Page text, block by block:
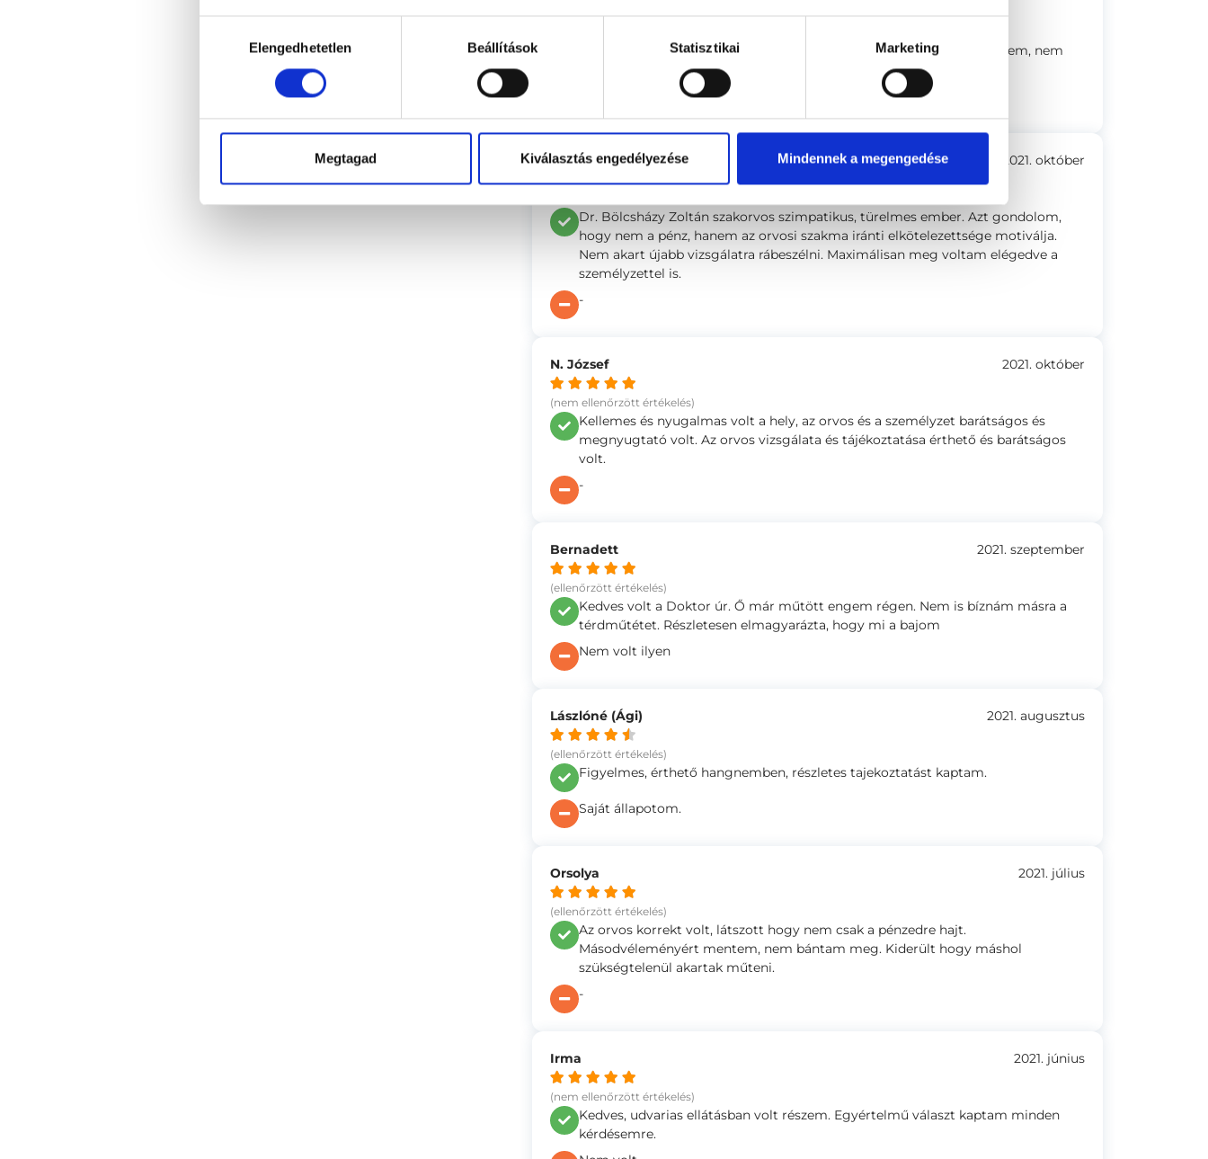
kiválasztásaElengedhetetlen Beállítások Statisztikai Marketing
Megtagad Kiválasztás engedélyezése Mindennek a megengedése
Korrekt tájékoztatás, hatékony ügyintézés. Másodvéleményért mentem, nem
bántam meg! Más orvos szükségtelenül műtött volna.
Sz. Mária 2021. október
Dr. Bölcsházy Zoltán szakorvos szimpatikus, türelmes ember. Azt gondolom,
hogy nem a pénz, hanem az orvosi szakma iránti elkötelezettsége motiválja.
Nem akart újabb vizsgálatra rábeszélni. Maximálisan meg voltam elégedve a
személyzettel is.
-
N. József
(nem ellenőrzött értékelés)
2021. október
Kellemes és nyugalmas volt a hely, az orvos és a személyzet barátságos és
megnyugtató volt. Az orvos vizsgálata és tájékoztatása érthető és barátságos
volt.
-
Bernadett
(ellenőrzött értékelés)
2021. szeptember
Kedves volt a Doktor úr. Ő már műtött engem régen. Nem is bíznám másra a
térdműtétet. Részletesen elmagyarázta, hogy mi a bajom
Nem volt ilyen
Lászlóné (Ági)
(ellenőrzött értékelés)
2021. augusztus
Figyelmes, érthető hangnemben, részletes tajekoztatást kaptam.
Saját állapotom.
Orsolya
(ellenőrzött értékelés)
2021. július
Az orvos korrekt volt, látszott hogy nem csak a pénzedre hajt.
Másodvéleményért mentem, nem bántam meg. Kiderült hogy máshol
szükségtelenül akartak műteni.
-
Irma
(nem ellenőrzött értékelés)
2021. június
Kedves, udvarias ellátásban volt részem. Egyértelmű választ kaptam minden
kérdésemre.